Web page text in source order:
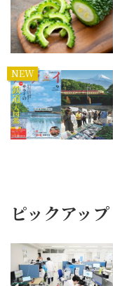
NEW
ピックアップ